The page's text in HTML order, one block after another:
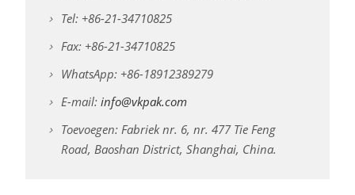
Tel: +86-21-34710825
Fax: +86-21-34710825
WhatsApp: +86-18912389279
E-mail: info@vkpak.com
Toevoegen: Fabriek nr. 6, nr. 477 Tie Feng
Road, Baoshan District, Shanghai, China.